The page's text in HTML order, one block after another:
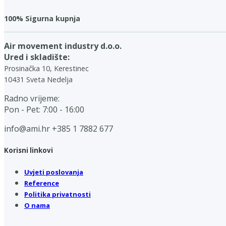
100% Sigurna kupnja
Air movement industry d.o.o.
Ured i skladište:
Prosinačka 10, Kerestinec
10431 Sveta Nedelja
Radno vrijeme:
Pon - Pet: 7:00 - 16:00
info@ami.hr +385 1 7882 677
Korisni linkovi
Uvjeti poslovanja
Reference
Politika privatnosti
O nama